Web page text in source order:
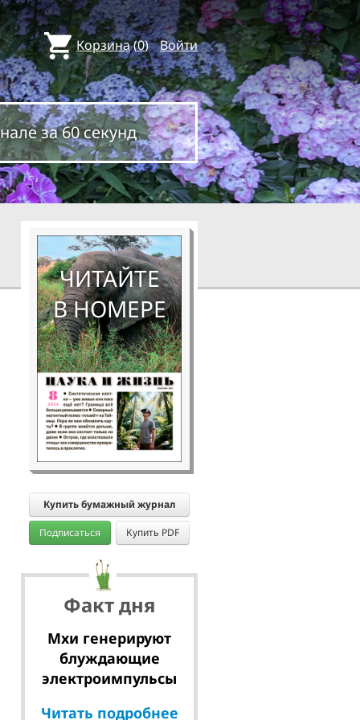
Корзина(0) Войти
за 60 секунд
ЧИТАЙТЕ
В НОМЕРЕ
Купить бумажный журнал
Подписаться Купить PDF
Факт дня
Мхи генерируют
блуждающие
электроимпульсы
Читать подробнее